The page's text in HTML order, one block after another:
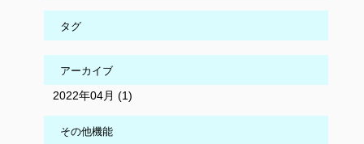
タグ
アーカイブ
2022年04月 (1)
その他機能